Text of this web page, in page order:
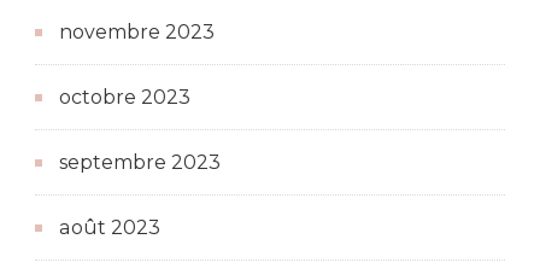
novembre 2023
octobre 2023
septembre 2023
août 2023